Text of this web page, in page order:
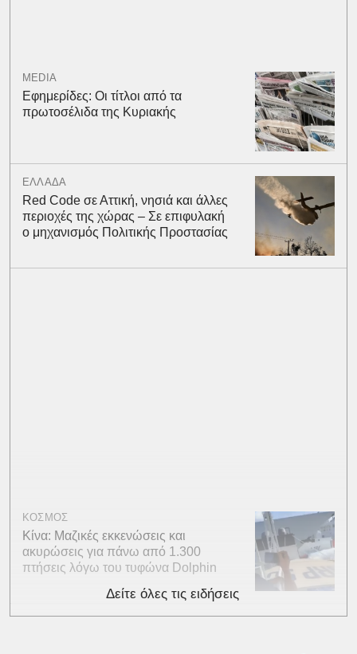
MEDIA
Εφημερίδες: Οι τίτλοι από τα
πρωτοσέλιδα της Κυριακής
ΕΛΛΑΔΑ
Red Code σε Αττική, νησιά και άλλες
περιοχές της χώρας – Σε επιφυλακή
ο μηχανισμός Πολιτικής Προστασίας
ΚΟΣΜΟΣ
Κίνα: Μαζικές εκκενώσεις και
ακυρώσεις για πάνω από 1.300
πτήσεις λόγω του τυφώνα Dolphin
Δείτε όλες τις ειδήσεις